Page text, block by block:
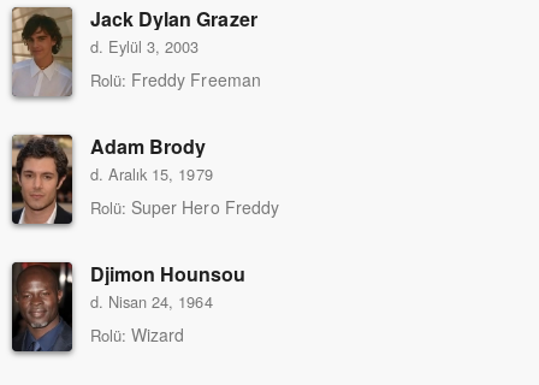
Jack Dylan Grazer
d. Eylül 3, 2003
Rolü: Freddy Freeman
Adam Brody
d. Aralık 15, 1979
Rolü: Super Hero Freddy
Djimon Hounsou
d. Nisan 24, 1964
Rolü: Wizard